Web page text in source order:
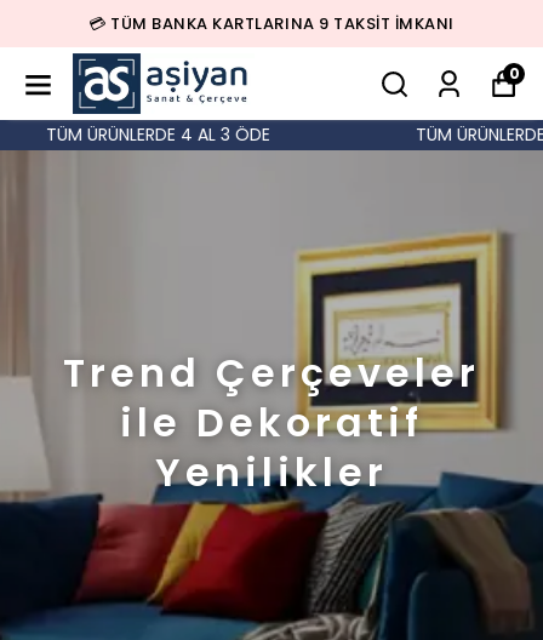
💳 TÜM BANKA KARTLARINA 9 TAKSİT İMKANI
0
TÜM ÜRÜNLERDE 4 AL 3 ÖDE TÜM
Trend Çerçeveler
ile Dekoratif
Yenilikler